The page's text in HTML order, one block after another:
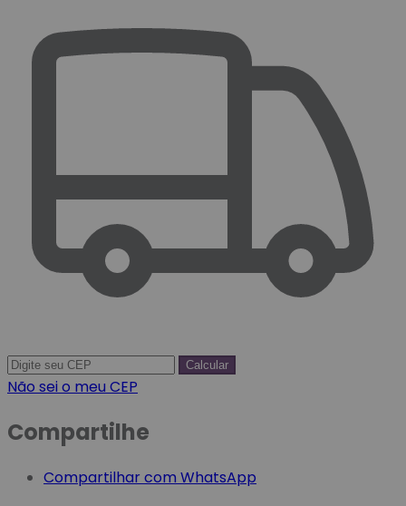
Calcular
Não sei o meu CEP
Compartilhe
Compartilhar com WhatsApp